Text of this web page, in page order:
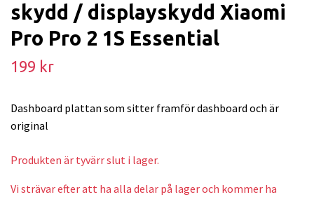
skydd / displayskydd Xiaomi
Pro Pro 2 1S Essential
199 kr
Dashboard plattan som sitter framför dashboard och är
original
Produkten är tyvärr slut i lager.
Vi strävar efter att ha alla delar på lager och kommer ha